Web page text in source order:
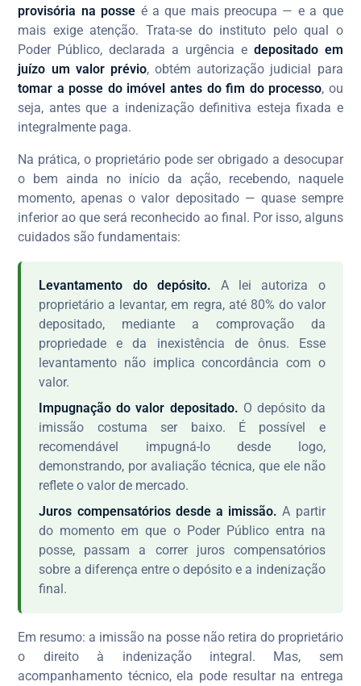
provisória na posse é a que mais preocupa — e a que
mais exige atenção. Trata-se do instituto pelo qual o
Poder Público, declarada a urgência e depositado em
juízo um valor prévio, obtém autorização judicial para
tomar a posse do imóvel antes do fim do processo, ou
seja, antes que a indenização definitiva esteja fixada e
integralmente paga.
Na prática, o proprietário pode ser obrigado a desocupar
o bem ainda no início da ação, recebendo, naquele
momento, apenas o valor depositado — quase sempre
inferior ao que será reconhecido ao final. Por isso, alguns
cuidados são fundamentais:
Levantamento do depósito. A lei autoriza o
proprietário a levantar, em regra, até 80% do valor
depositado, mediante a comprovação da
propriedade e da inexistência de ônus. Esse
levantamento não implica concordância com o
valor.
Impugnação do valor depositado. O depósito da
imissão costuma ser baixo. É possível e
recomendável impugná-lo desde logo,
demonstrando, por avaliação técnica, que ele não
reflete o valor de mercado.
Juros compensatórios desde a imissão. A partir
do momento em que o Poder Público entra na
posse, passam a correr juros compensatórios
sobre a diferença entre o depósito e a indenização
final.
Em resumo: a imissão na posse não retira do proprietário
o direito à indenização integral. Mas, sem
acompanhamento técnico, ela pode resultar na entrega